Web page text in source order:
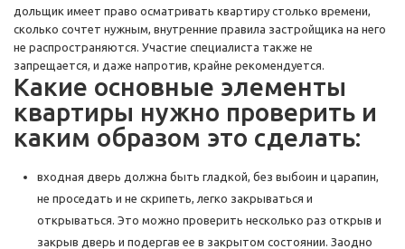
дольщик имеет право осматривать квартиру столько времени,
сколько сочтет нужным, внутренние правила застройщика на него
не распространяются. Участие специалиста также не
запрещается, и даже напротив, крайне рекомендуется.
Какие основные элементы
квартиры нужно проверить и
каким образом это сделать:
входная дверь должна быть гладкой, без выбоин и царапин,
не проседать и не скрипеть, легко закрываться и
открываться. Это можно проверить несколько раз открыв и
закрыв дверь и подергав ее в закрытом состоянии. Заодно